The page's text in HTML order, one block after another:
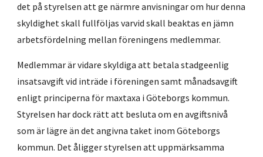
det på styrelsen att ge närmre anvisningar om hur denna
skyldighet skall fullföljas varvid skall beaktas en jämn
arbetsfördelning mellan föreningens medlemmar.
Medlemmar är vidare skyldiga att betala stadgeenlig
insatsavgift vid inträde i föreningen samt månadsavgift
enligt principerna för maxtaxa i Göteborgs kommun.
Styrelsen har dock rätt att besluta om en avgiftsnivå
som är lägre än det angivna taket inom Göteborgs
kommun. Det åligger styrelsen att uppmärksamma